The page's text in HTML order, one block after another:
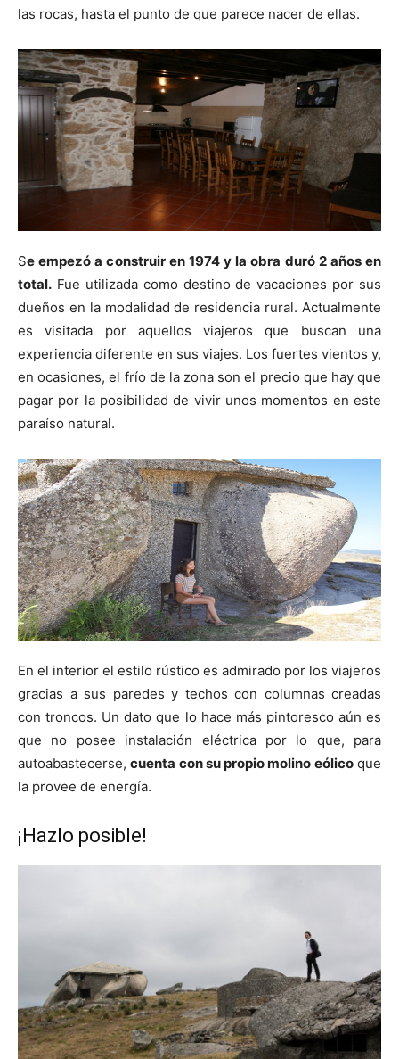
las rocas, hasta el punto de que parece nacer de ellas.
Se empezó a construir en 1974 y la obra duró 2 años en
total. Fue utilizada como destino de vacaciones por sus
dueños en la modalidad de residencia rural. Actualmente
es visitada por aquellos viajeros que buscan una
experiencia diferente en sus viajes. Los fuertes vientos y,
en ocasiones, el frío de la zona son el precio que hay que
pagar por la posibilidad de vivir unos momentos en este
paraíso natural.
En el interior el estilo rústico es admirado por los viajeros
gracias a sus paredes y techos con columnas creadas
con troncos. Un dato que lo hace más pintoresco aún es
que no posee instalación eléctrica por lo que, para
autoabastecerse,cuenta con su propio molino eólicoque
la provee de energía.
¡Hazlo posible!